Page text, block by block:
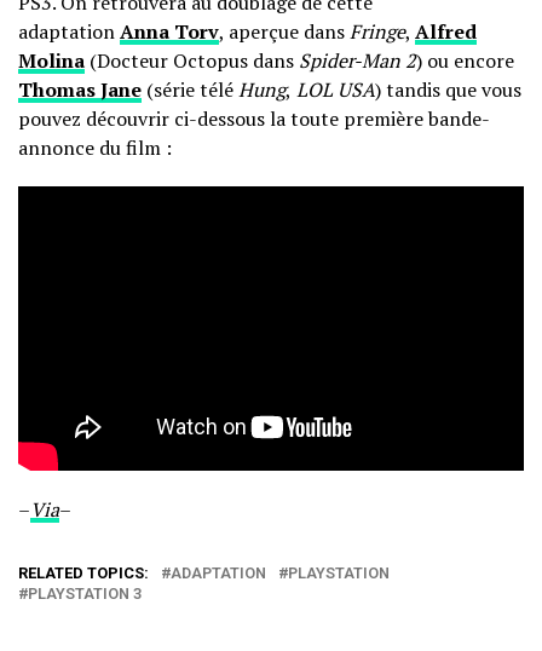
adaptationAnna Torv, aperçue dansFringe, Alfred
Molina (Docteur Octopus dans Spider-Man 2) ou encore
Thomas Jane (série téléHung, LOL USA) tandis que vous
pouvez découvrir ci-dessous la toute première bande-
annonce du film :
–Via–
RELATED TOPICS: ADAPTATION
PLAYSTATION
PLAYSTATION 3